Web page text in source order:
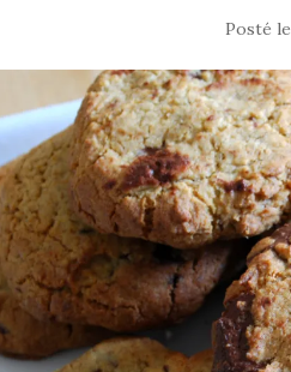
Posté le